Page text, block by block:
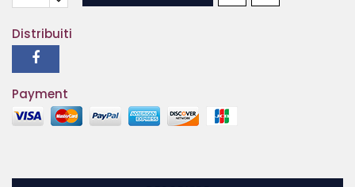
Distribuiti
Payment